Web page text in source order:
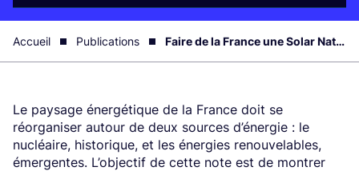
Accueil Publications Faire de la France une Solar Nation
Le paysage énergétique de la France doit se
réorganiser autour de deux sources d’énergie : le
nucléaire, historique, et les énergies renouvelables,
émergentes. L’objectif de cette note est de montrer